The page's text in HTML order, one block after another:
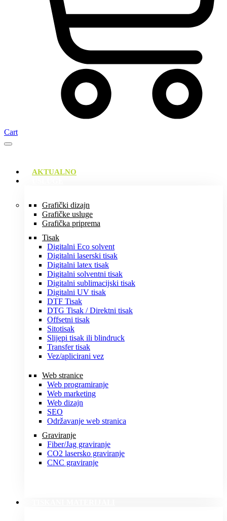
Cart
AKTUALNO
Grafički dizajn
Grafičke usluge
Grafička priprema
Tisak
Digitalni Eco solvent
Digitalni laserski tisak
Digitalni latex tisak
Digitalni solventni tisak
Digitalni sublimacijski tisak
Digitalni UV tisak
DTF Tisak
DTG Tisak / Direktni tisak
Offsetni tisak
Sitotisak
Slijepi tisak ili blindruck
Transfer tisak
Vez/aplicirani vez
Web stranice
Web programiranje
Web marketing
Web dizajn
SEO
Održavanje web stranica
Graviranje
Fiber/Jag graviranje
CO2 lasersko graviranje
CNC graviranje